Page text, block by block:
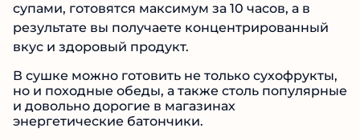
супами, готовятся максимум за 10 часов, а в
результате вы получаете концентрированный
вкус и здоровый продукт.
В сушке можно готовить не только сухофрукты,
но и походные обеды, а также столь популярные
и довольно дорогие в магазинах
энергетические батончики.